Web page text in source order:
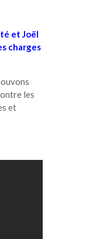
et Joël
charges
les
et